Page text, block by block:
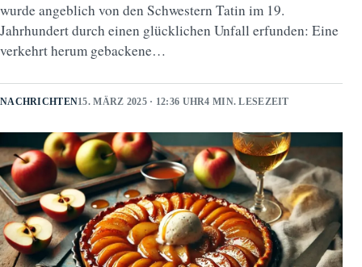
wurde angeblich von den Schwestern Tatin im 19.
Jahrhundert durch einen glücklichen Unfall erfunden: Eine
verkehrt herum gebackene…
NACHRICHTEN15. MÄRZ 2025 · 12:36 UHR4 MIN. LESEZEIT